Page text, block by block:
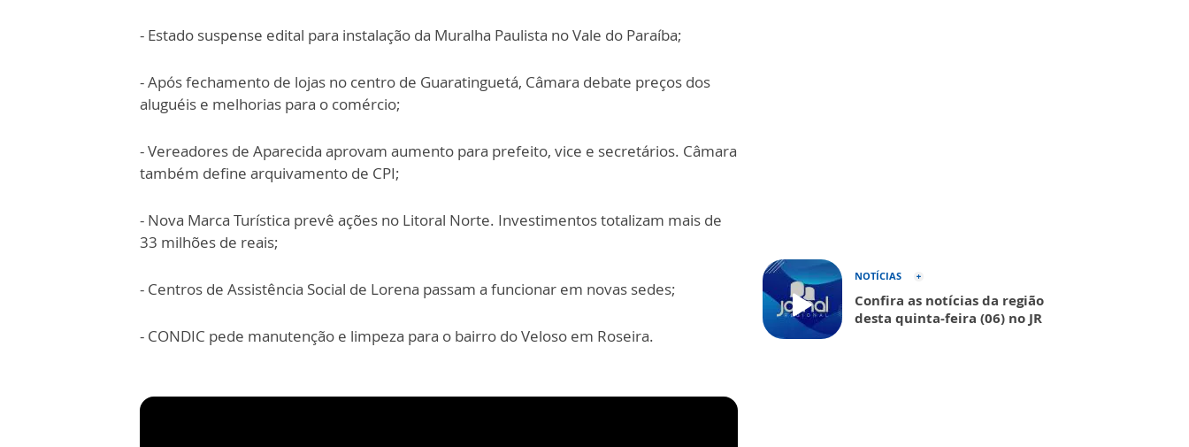
- Estado suspense edital para instalação da Muralha Paulista no Vale do Paraíba;
- Após fechamento de lojas no centro de Guaratinguetá, Câmara debate preços dos
aluguéis e melhorias para o comércio;
- Vereadores de Aparecida aprovam aumento para prefeito, vice e secretários. Câmara
também define arquivamento de CPI;
- Nova Marca Turística prevê ações no Litoral Norte. Investimentos totalizam mais de
33 milhões de reais;
- Centros de Assistência Social de Lorena passam a funcionar em novas sedes;
- CONDIC pede manutenção e limpeza para o bairro do Veloso em Roseira.
NOTÍCIAS
Confira as notícias da região
desta quinta-feira (06) no JR